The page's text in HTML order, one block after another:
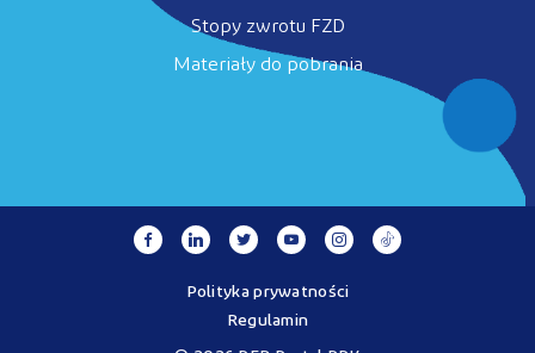
Stopy zwrotu FZD
Materiały do pobrania
Polityka prywatności
Regulamin